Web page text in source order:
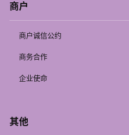
商户
商户诚信公约
商务合作
企业使命
其他